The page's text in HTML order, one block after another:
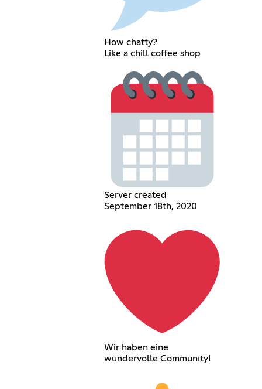
How chatty?
Like a chill coffee shop
Server created
September 18th, 2020
Wir haben eine
wundervolle Community!